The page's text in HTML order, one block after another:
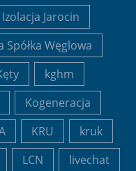
Izolacja Jarocin
Spółka Węglowa
kghm
Kogeneracja
KRU
kruk
LCN
livechat